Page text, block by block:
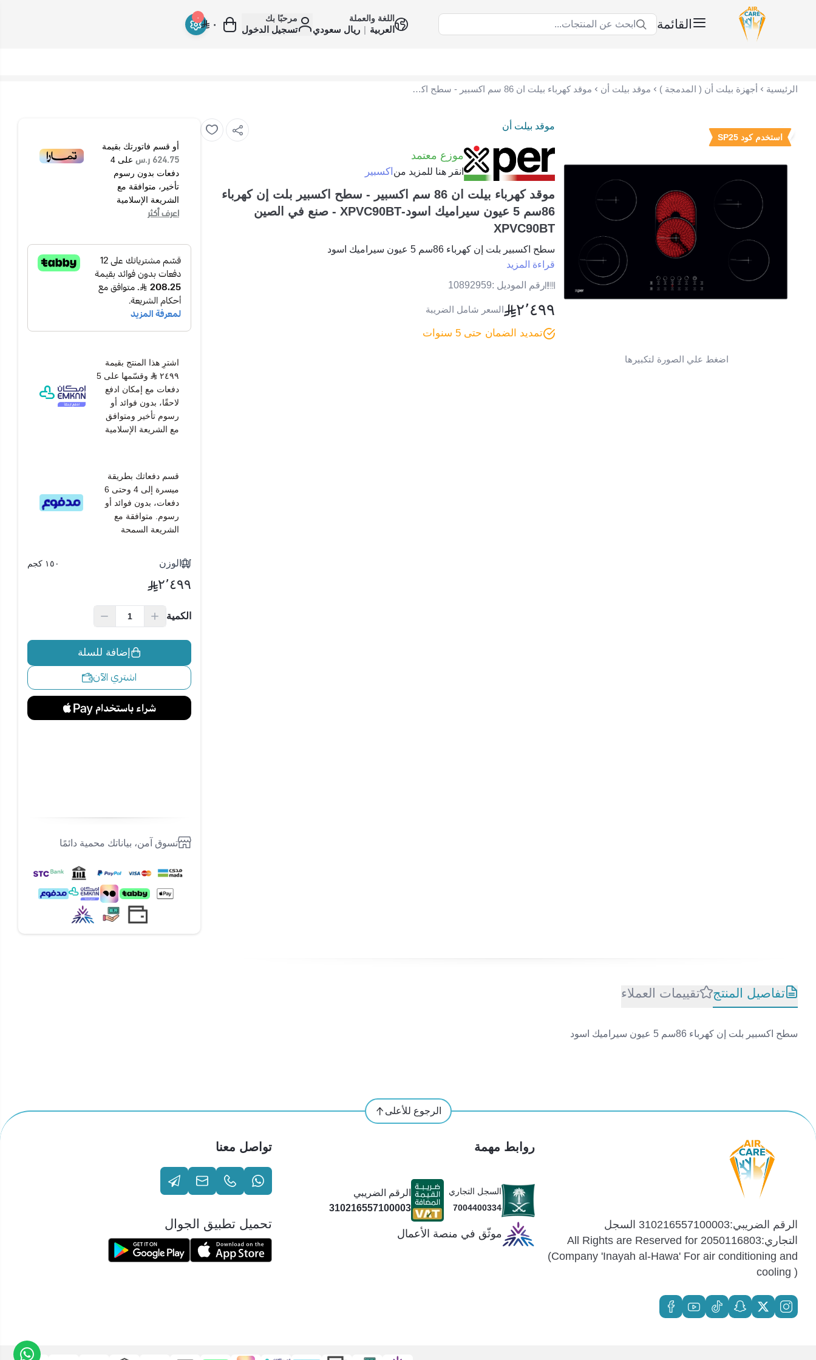
القائمة ابحث عن المنتجات...
اللغة والعملة
العربية | ريال سعودي
مرحبًا بك
تسجيل الدخول
٠
٠
الرئيسية أجهزة بيلت أن ( المدمجة ) موقد بيلت أن موقد كهرباء بيلت ان 86 سم اكسبير - سطح اكسبير بلت إن كهرباء 86سم 5 عيون سيراميك اسود-XPVC90BT - صنع في الصين XPVC90BT
استخدم كود SP25
اضغط علي الصورة لتكبيرها
موقد بيلت أن
موزع معتمد
انقر هنا للمزيد من اكسبير
موقد كهرباء بيلت ان 86 سم اكسبير - سطح اكسبير بلت إن كهرباء
86سم 5 عيون سيراميك اسود-XPVC90BT - صنع في الصين
XPVC90BT
سطح اكسبير بلت إن كهرباء 86سم 5 عيون سيراميك اسود
قراءة المزيد
رقم الموديل :10892959
٢٬٤٩٩ السعر شامل الضريبة
تمديد الضمان حتى 5 سنوات
أو قسم فاتورتك بقيمة
624.75 ر.س على 4
دفعات بدون رسوم
تأخير، متوافقة مع
الشريعة الإسلامية
اعرف أكثر
اشترِ هذا المنتج بقيمة
٢٤٩٩
وقسّمها على 5
دفعات مع إمكان ادفع
لاحقًا، بدون فوائد أو
رسوم تأخير ومتوافق
مع الشريعة الإسلامية
قسم دفعاتك بطريقة
ميسرة إلى 4 وحتى 6
دفعات، بدون فوائد أو
رسوم. متوافقة مع
الشريعة السمحة
الوزن ١٥٠ كجم
٢٬٤٩٩
الكمية
إضافة للسلة
اشتري الآن
تسوق آمن، بياناتك محمية دائمًا
تفاصيل المنتج تقييمات العملاء
سطح اكسبير بلت إن كهرباء 86سم 5 عيون سيراميك اسود
الرجوع للأعلى
الرقم الضريبي:310216557100003 السجل
التجاري:2050116803 All Rights are Reserved for
(Company 'Inayah al-Hawa' For air conditioning and
cooling )
روابط مهمة
السجل التجاري
7004400334
الرقم الضريبي
310216557100003
موثّق في منصة الأعمال
تواصل معنا
تحميل تطبيق الجوال